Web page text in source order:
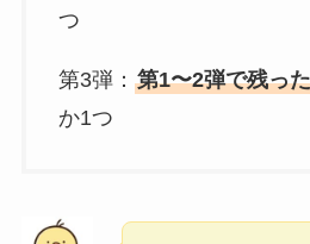
つ
第3弾： 第1〜2弾で残っ
か1つ